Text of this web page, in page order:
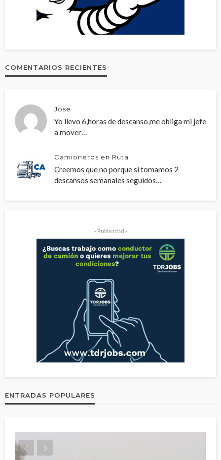
COMENTARIOS RECIENTES
Jose
Yo llevo 6,horas de descanso,me obliga mi jefe
a mover…
Camioneros en Ruta
Creemos que no porque si tomamos 2
descansos semanales seguidos…
- Publicidad -
ENTRADAS POPULARES